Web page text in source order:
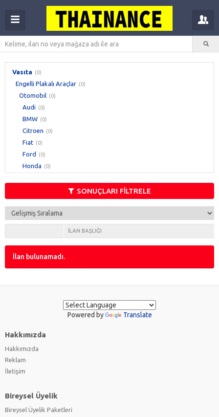
Vasıta (0)
Engelli Plakalı Araçlar (0)
Otomobil (0)
Audi (0)
BMW (0)
Citroen (0)
Fiat (0)
Ford (0)
Honda (0)
Mercedes - Benz (0)
Opel
Peugeot (0)
Renault (0)
(0)
Toyota (0)
SONUÇLARI FİLTRELE
İLAN BAŞLIĞI
İlan bulunamadı.
Powered by Translate
Hakkımızda
Hakkımızda
Reklam
İletişim
Bireysel Üyelik
Bireysel Üyelik Paketleri